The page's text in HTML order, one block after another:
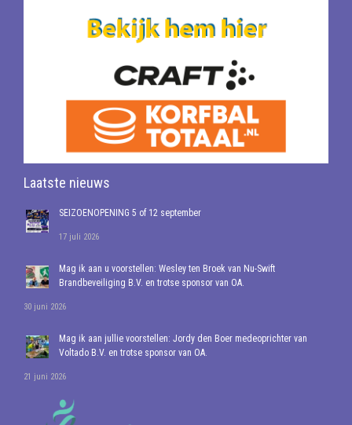
Laatste nieuws
SEIZOENOPENING 5 of 12 september
17 juli 2026
Mag ik aan u voorstellen: Wesley ten Broek van Nu-Swift
Brandbeveiliging B.V. en trotse sponsor van OA.
30 juni 2026
Mag ik aan jullie voorstellen: Jordy den Boer medeoprichter van
Voltado B.V. en trotse sponsor van OA.
21 juni 2026